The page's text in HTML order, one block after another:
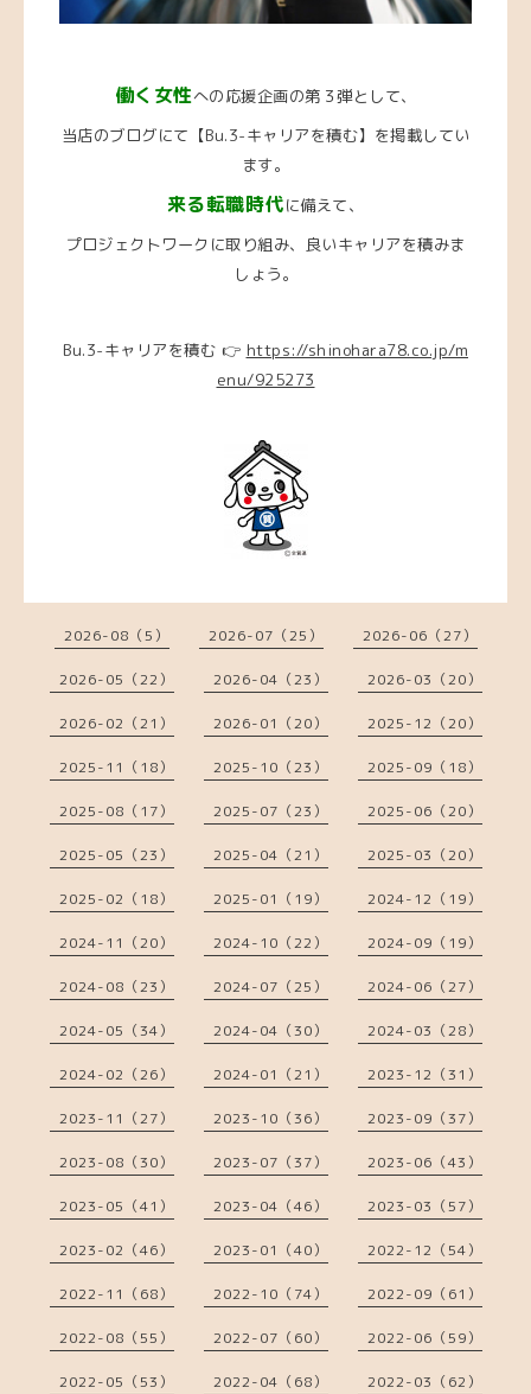
働く女性への応援企画の第３弾として、
当店のブログにて【Bu.3-キャリアを積む】を掲載してい
ます。
来る転職時代に備えて、
プロジェクトワークに取り組み、良いキャリアを積みま
しょう。
Bu.3-キャリアを積む 👉 https://shinohara78.co.jp/m
enu/925273
2026-08（5） 2026-07（25） 2026-06（27）
2026-05（22） 2026-04（23） 2026-03（20）
2026-02（21） 2026-01（20） 2025-12（20）
2025-11（18） 2025-10（23） 2025-09（18）
2025-08（17） 2025-07（23） 2025-06（20）
2025-05（23） 2025-04（21） 2025-03（20）
2025-02（18） 2025-01（19） 2024-12（19）
2024-11（20） 2024-10（22） 2024-09（19）
2024-08（23） 2024-07（25） 2024-06（27）
2024-05（34） 2024-04（30） 2024-03（28）
2024-02（26） 2024-01（21） 2023-12（31）
2023-11（27） 2023-10（36） 2023-09（37）
2023-08（30） 2023-07（37） 2023-06（43）
2023-05（41） 2023-04（46） 2023-03（57）
2023-02（46） 2023-01（40） 2022-12（54）
2022-11（68） 2022-10（74） 2022-09（61）
2022-08（55） 2022-07（60） 2022-06（59）
2022-05（53） 2022-04（68） 2022-03（62）